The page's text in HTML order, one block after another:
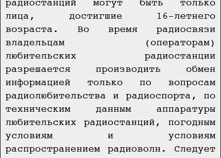
радиостанций могут быть только
лица, достигшие 16-летнего
возраста. Во время радиосвязи
владельцам (операторам)
любительских радиостанции
разрешается производить обмен
информацией только по вопросам
радиолюбительства и радиоспорта, по
техническим данным аппаратуры
любительских радиостанций, погодным
условиям и условиям
распространением радиоволн. Следует